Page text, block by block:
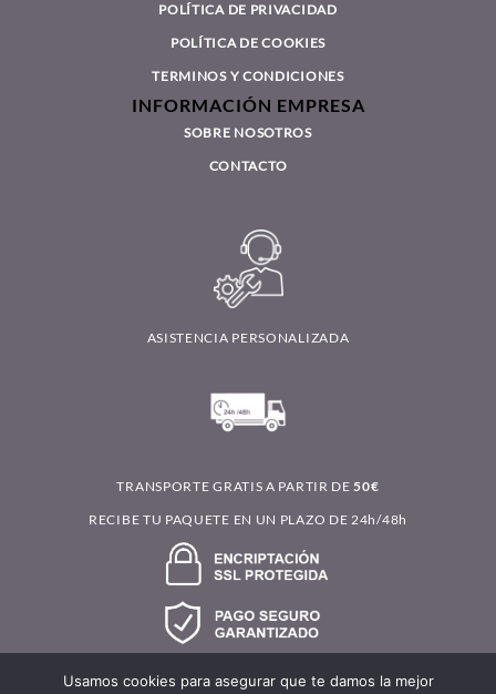
INFORMACIÓN LEGAL
SOBRE NOSOTROS
CONTACTO
TRANSPORTE GRATIS A PARTIR DE
RECIBE TU PAQUETE EN UN PLAZO DE 24h/48h
Usamos cookies para asegurar que te damos la mejor